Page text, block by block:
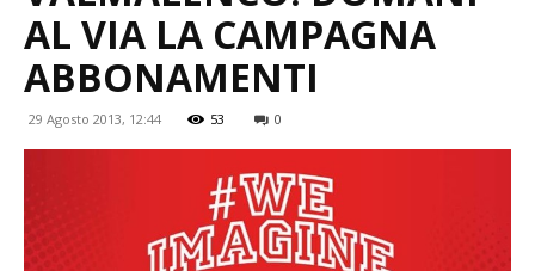
AL VIA LA CAMPAGNA
ABBONAMENTI
29 Agosto 2013, 12:44 53 0